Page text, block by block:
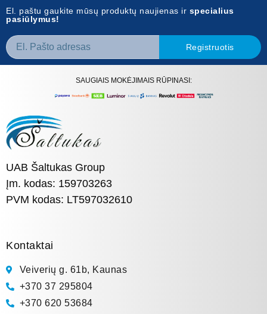
El. paštu gaukite mūsų produktų naujienas ir specialius
pasiūlymus!
Registruotis
SAUGIAIS MOKĖJIMAIS RŪPINASI:
UAB Šaltukas Group
Įm. kodas: 159703263
PVM kodas: LT597032610
Kontaktai
Veiverių g. 61b, Kaunas
+370 37 295804
+370 620 53684